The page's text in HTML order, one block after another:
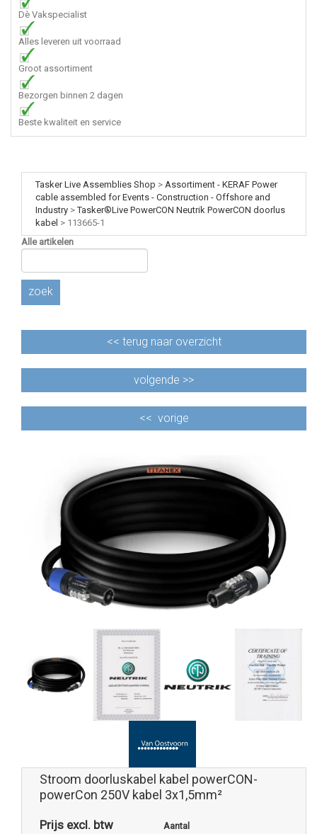
Dè Vakspecialist
Alles leveren uit voorraad
Groot assortiment
Bezorgen binnen 2 dagen
Beste kwaliteit en service
Tasker Live Assemblies Shop > Assortiment - KERAF Power
cable assembled for Events - Construction - Offshore and
Industry >Tasker®Live PowerCON Neutrik PowerCON doorlus
kabel > 113665-1
Alle artikelen
zoek
<< terug naar overzicht
volgende >>
<< vorige
Stroom doorluskabel kabel powerCON-
powerCon 250V kabel 3x1,5mm²
Prijs excl. btw Aantal